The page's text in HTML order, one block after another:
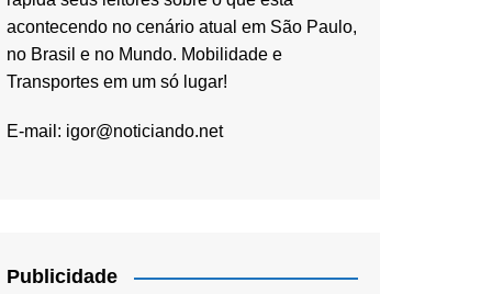
acontecendo no cenário atual em São Paulo,
no Brasil e no Mundo. Mobilidade e
Transportes em um só lugar!
E-mail: igor@noticiando.net
Publicidade